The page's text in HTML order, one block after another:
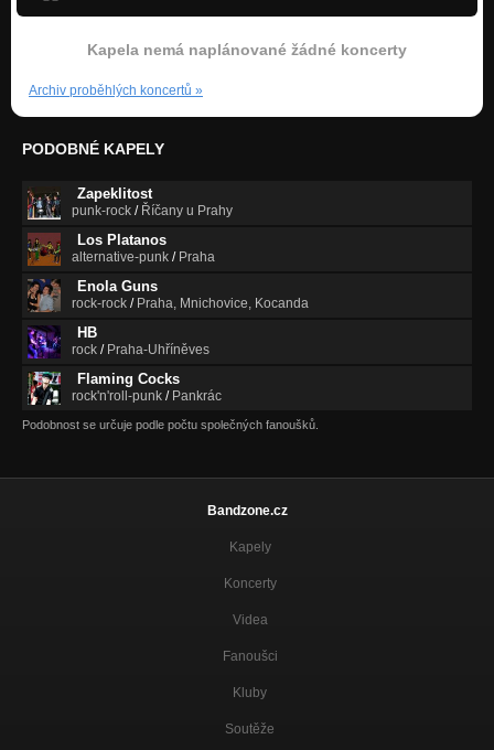
Kapela nemá naplánované žádné koncerty
Archiv proběhlých koncertů »
PODOBNÉ KAPELY
Zapeklitost
punk-rock / Říčany u Prahy
Los Platanos
alternative-punk / Praha
Enola Guns
rock-rock / Praha, Mnichovice, Kocanda
HB
rock / Praha-Uhříněves
Flaming Cocks
rock'n'roll-punk / Pankrác
Podobnost se určuje podle počtu společných fanoušků.
Bandzone.cz
Kapely
Koncerty
Videa
Fanoušci
Kluby
Soutěže